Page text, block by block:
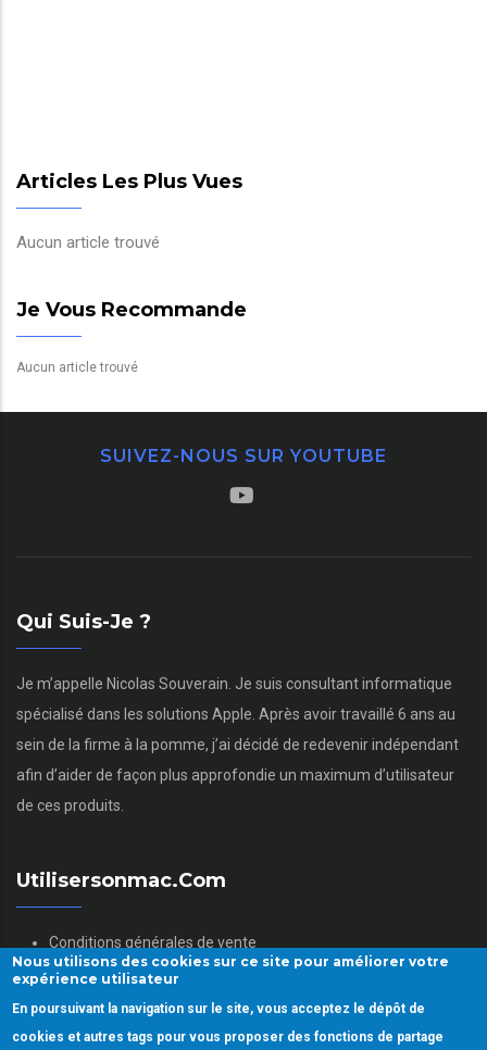
Articles Les Plus Vues
Aucun article trouvé
Je Vous Recommande
Aucun article trouvé
SUIVEZ-NOUS SUR YOUTUBE
Qui Suis-Je ?
Je m’appelle Nicolas Souverain. Je suis consultant informatique
spécialisé dans les solutions Apple. Après avoir travaillé 6 ans au
sein de la firme à la pomme, j’ai décidé de redevenir indépendant
afin d’aider de façon plus approfondie un maximum d’utilisateur
de ces produits.
Utilisersonmac.com
Conditions générales de vente
Mentions légales
Politique des données personnelles
Gestion des Cookies
Nous utilisons des cookies sur ce site pour améliorer votre
expérience utilisateur
En poursuivant la navigation sur le site, vous acceptez le dépôt de
cookies et autres tags pour vous proposer des fonctions de partage